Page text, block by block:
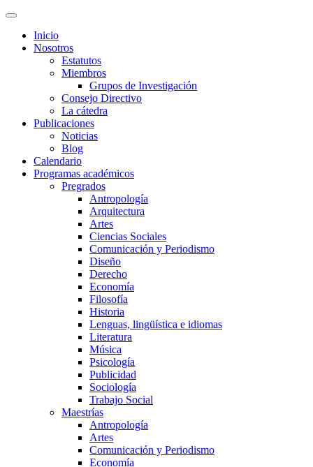
Inicio
Nosotros
Estatutos
Miembros
Grupos de Investigación
Consejo Directivo
La cátedra
Publicaciones
Noticias
Blog
Calendario
Programas académicos
Pregrados
Antropología
Arquitectura
Artes
Ciencias Sociales
Comunicación y Periodismo
Diseño
Derecho
Economía
Filosofía
Historia
Lenguas, lingüística e idiomas
Literatura
Música
Psicología
Publicidad
Sociología
Trabajo Social
Maestrías
Antropología
Artes
Comunicación y Periodismo
Economía